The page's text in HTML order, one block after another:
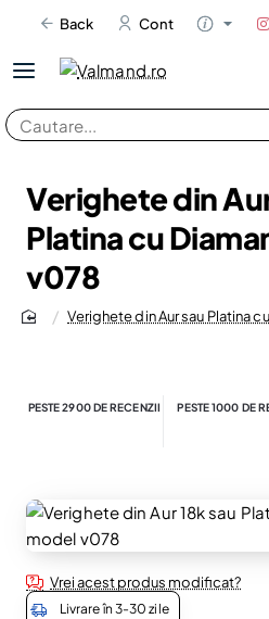
Back Cont
Cautare...
Verighete din
Platina cu
v078
Verighete din Aur sau Platina
PESTE 2900 DE RECENZII PESTE 1000 DE
Vrei acest produs modificat?
Livrare în 3-30 zile